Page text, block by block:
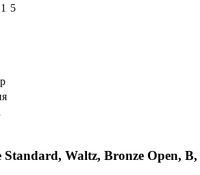
1 5
Standard, Waltz, Bronze Open,